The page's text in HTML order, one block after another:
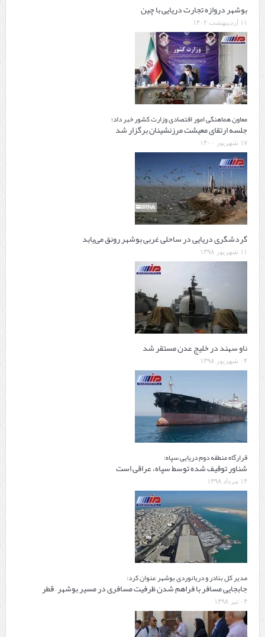
بوشهر دروازه تجارت دریایی با چین
۱۱ اردیبهشت ۱۴۰۲
معاون هماهنگی امور اقتصادی وزارت کشور خبر داد؛
جلسه ارتقای معیشت مرزنشینان برگزار شد
۱۷ شهریور ۱۴۰۰
گردشگری دریایی در ساحلی غربی بوشهر رونق می‌یابد
۱۱ شهریور ۱۳۹۸
ناو سهند در خلیج عدن مستقر شد
۰۴ شهریور ۱۳۹۸
قرارگاه منطقه دوم دریایی سپاه:
شناور توقیف شده توسط سپاه، عراقی است
۱۴ مرداد ۱۳۹۸
مدیر کل بنادر و دریانوردی بوشهر عنوان کرد:
جابجایی مسافر با فراهم شدن ظرفیت مسافری در مسیر بوشهر – قطر
۰۴ تیر ۱۳۹۸